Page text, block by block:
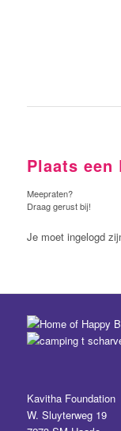
Plaats een
Meepraten?
Draag gerust bij!
Je moet ingelogd
Kavitha Foundation
W. Sluyterweg 19